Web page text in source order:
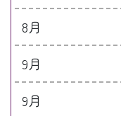
8月
9月
9月